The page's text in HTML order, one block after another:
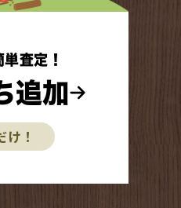
査定！
追加
！